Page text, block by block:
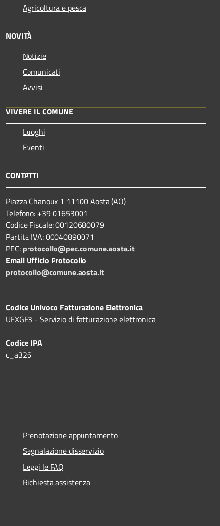
Agricoltura e pesca
NOVITÀ
Notizie
Comunicati
Avvisi
VIVERE IL COMUNE
Luoghi
Eventi
CONTATTI
Piazza Chanoux 1 11100 Aosta (AO)
Telefono: +39 01653001
Codice Fiscale: 00120680079
Partita IVA: 00040890071
PEC: protocollo@pec.comune.aosta.it
Email Ufficio Protocollo
protocollo@comune.aosta.it
Codice Univoco Fatturazione Elettronica
UFXGF3 - Servizio di fatturazione elettronica
Codice IPA
c_a326
Prenotazione appuntamento
Segnalazione disservizio
Leggi le FAQ
Richiesta assistenza